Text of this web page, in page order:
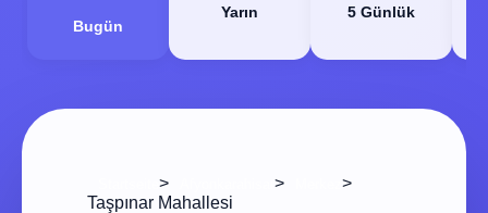
Bugün
Yarın 5 Günlük
> >
>
Taşpınar Mahallesi